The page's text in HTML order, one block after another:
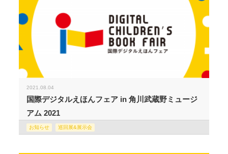
2021.08.04
国際デジタルえほんフェア in 角川武蔵野ミュージ
アム 2021
お知らせ 巡回展&展示会